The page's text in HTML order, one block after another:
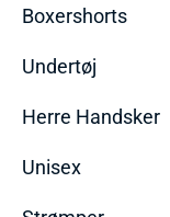
Boxershorts
Undertøj
Herre Handsker
Unisex